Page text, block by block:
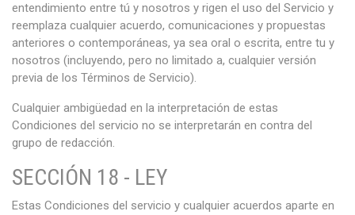
entendimiento entre tú y nosotros y rigen el uso del Servicio y
reemplaza cualquier acuerdo, comunicaciones y propuestas
anteriores o contemporáneas, ya sea oral o escrita, entre tu y
nosotros (incluyendo, pero no limitado a, cualquier versión
previa de los Términos de Servicio).
Cualquier ambigüedad en la interpretación de estas
Condiciones del servicio no se interpretarán en contra del
grupo de redacción.
SECCIÓN 18 - LEY
Estas Condiciones del servicio y cualquier acuerdos aparte en